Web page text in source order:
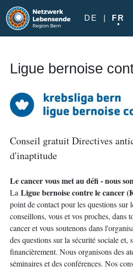
Aller au contenu principal
DE FR
Ligue bernoise
Image
Conseil gratuit Directives
d'inaptitude
Le cancer vous met au défi - nous
La Ligue bernoise contre le cancer
point de contact pour les questions sur
conseillons, vous et vos proches, dans
cancer et vous soutenons dans
des questions sur la sécurité sociale et,
financièrement. Nous organisons des
séminaires et des conférences. Nos